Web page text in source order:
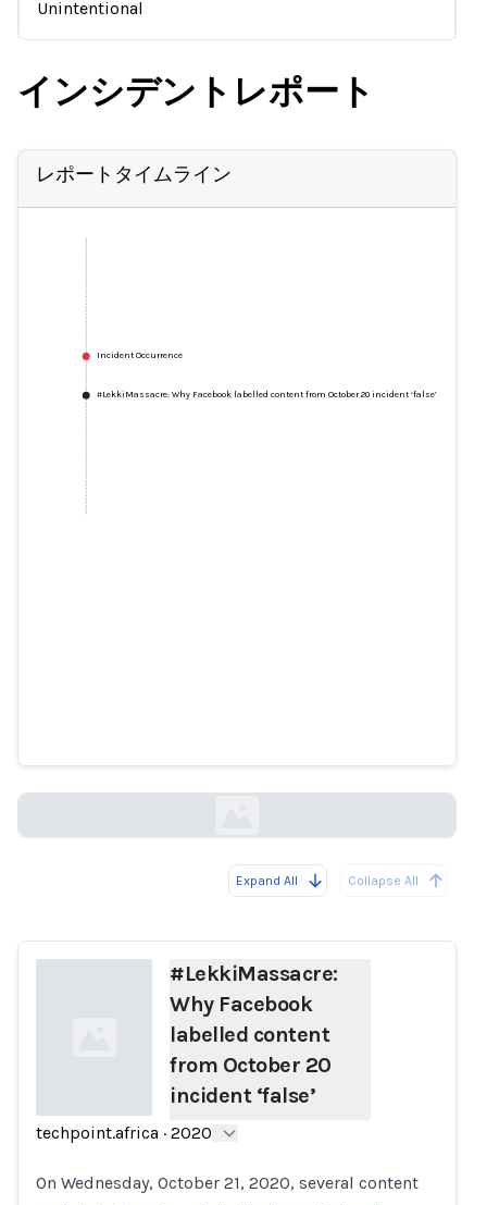
Unintentional
インシデントレポート
レポートタイムライン
Incident Occurrence
#LekkiMassacre: Why Facebook labelled content from October 20 incident ‘false’
Expand All Collapse All
#LekkiMassacre:
Why Facebook
labelled content
from October 20
incident ‘false’
techpoint.africa · 2020
On Wednesday, October 21, 2020, several content